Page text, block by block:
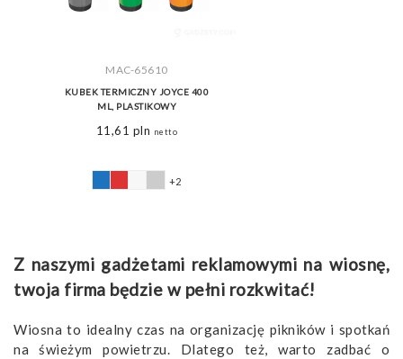
MAC-65610
KUBEK TERMICZNY JOYCE 400
ML, PLASTIKOWY
11,61 pln netto
+2
​Z naszymi gadżetami reklamowymi na wiosnę,
twoja firma będzie w pełni rozkwitać!
Wiosna to idealny czas na organizację pikników i spotkań
na świeżym powietrzu. Dlatego też, warto zadbać o